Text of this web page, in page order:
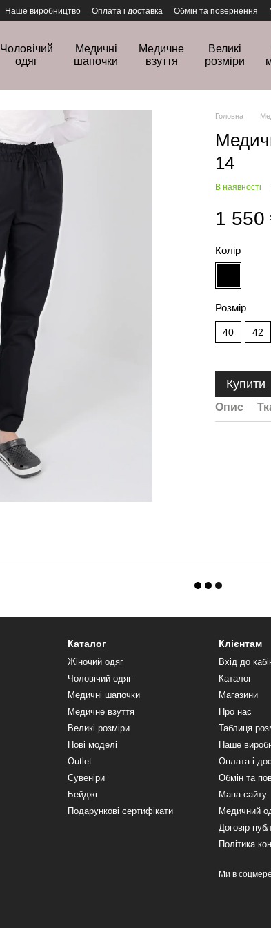
Наше виробництво Оплата і доставка Обмін та повернення
Чоловічий
одяг
Медичні
шапочки
Медичне
взуття
Великі
розміри
Головна
14
В наявності
1 550
Колір
Розмір
40 42
Купити
Опис
Каталог
Жіночий одяг
Чоловічий одяг
Медичні шапочки
Медичне взуття
Великі розміри
Нові моделі
Outlet
Сувеніри
Бейджі
Подарункові сертифікати
Клієнтам
Вхід до
Каталог
Магазини
Про нас
Таблиця
Наше
Оплата і
Обмін та
Мапа сайту
Медичний
Договір
Політика
Ми в